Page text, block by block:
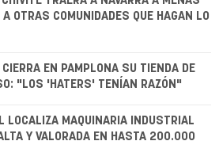
A OTRAS COMUNIDADES QUE HAGAN LO
EN PAMPLONA SU TIENDA DE
"LOS 'HATERS' TENÍAN RAZÓN"
LOCALIZA MAQUINARIA INDUSTRIAL
Y VALORADA EN HASTA 200.000